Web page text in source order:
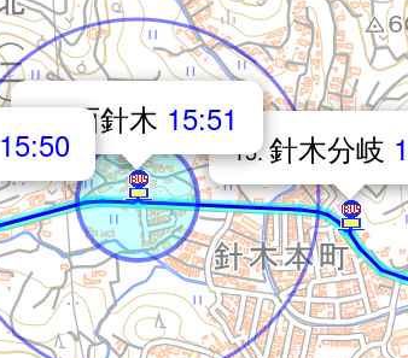
15.針木分岐
西針木 15:51
15:50